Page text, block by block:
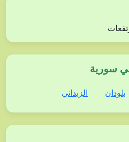
سورية
بلودان الزبداني